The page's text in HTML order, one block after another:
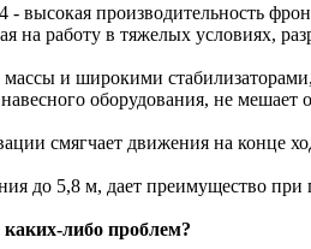
высокая производительность
на работу в тяжелых условиях,
и широкими
оборудования, не мешает
смягчает движения на конце
до 5,8 м, дает преимущество при
либо проблем?